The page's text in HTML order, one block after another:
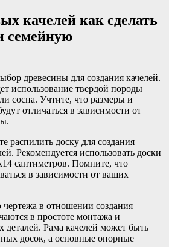
качелей как сделать
семейную
древесины для создания качелей.
использование твердой породы
сосна. Учтите, что размеры и
отличаться в зависимости от
распилить доску для создания
Рекомендуется использовать доски
сантиметров. Помните, что
в зависимости от ваших
в отношении создания
в простоте монтажа и
деталей. Рама качелей может быть
досок, а основные опорные